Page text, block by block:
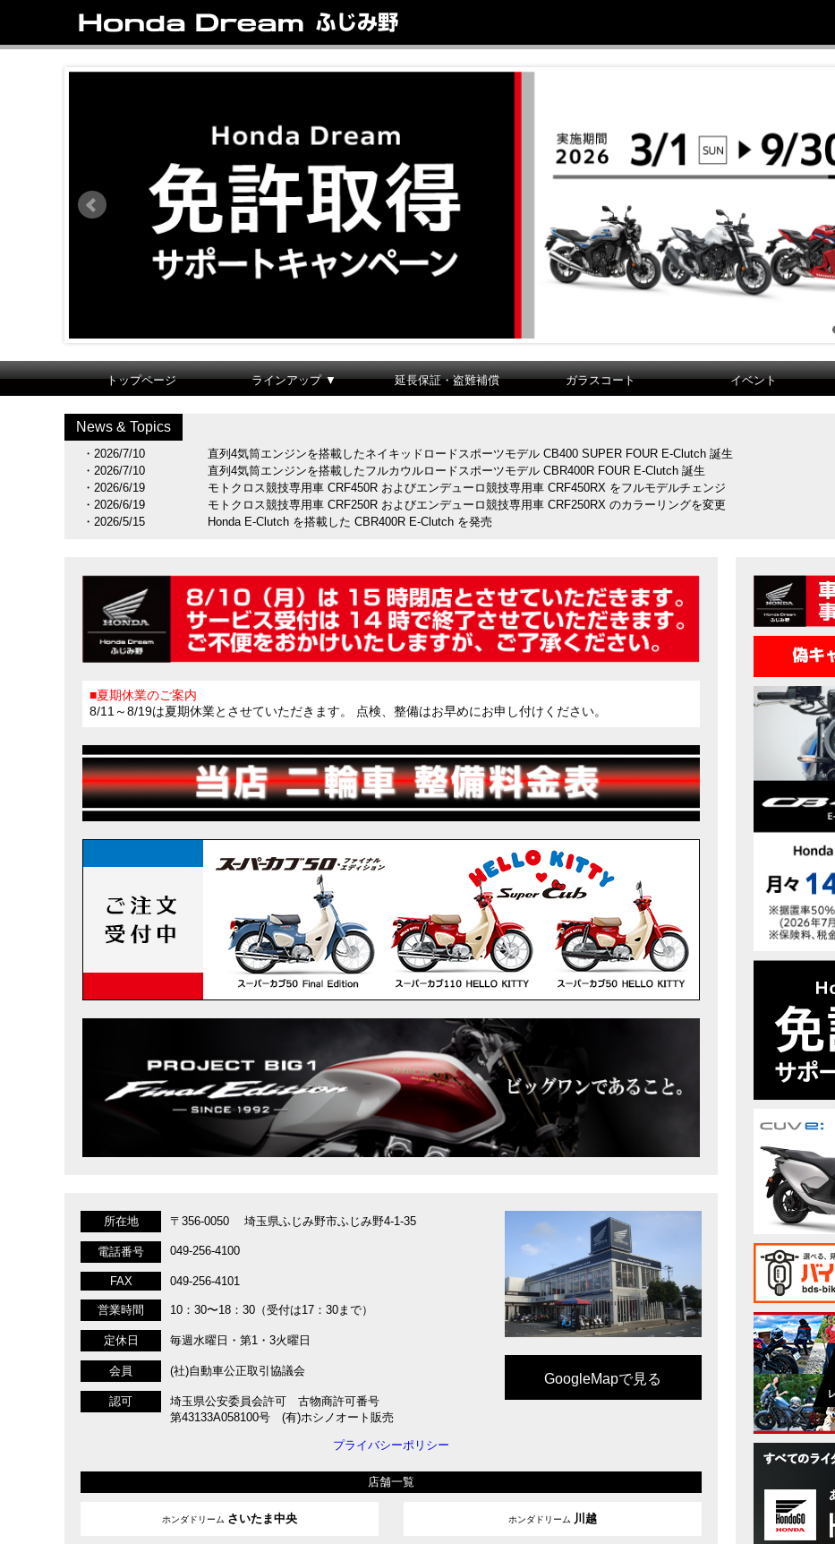
トップページ ラインアップ ▼ 延長保証・盗難補償 ガラスコート イベント
News & Topics
・2026/7/10
直列4気筒エンジンを搭載したネイキッドロードスポーツモデル CB400 SUPER FOUR E-Clutch 誕生
・2026/7/10
直列4気筒エンジンを搭載したフルカウルロードスポーツモデル CBR400R FOUR E-Clutch 誕生
・2026/6/19
モトクロス競技専用車 CRF450R およびエンデューロ競技専用車 CRF450RX をフルモデルチェンジ
・2026/6/19
モトクロス競技専用車 CRF250R およびエンデューロ競技専用車 CRF250RX のカラーリングを変更
・2026/5/15
Honda E-Clutch を搭載した CBR400R E-Clutch を発売
・2026/5/8
原付二種スクーター Dio110・ベーシック のカラーバリエーションを変更
・2026/4/17
アドベンチャースタイルの軽二輪スクーター ADV160 の装備を充実させ、一部外観を変更
・2026/3/6
Honda E-Clutch をスロットルバイワイヤシステムと組み合わせて搭載した CB750 HORNET E-Clutch を発売
・2026/3/6
Honda E-Clutch をスロットルバイワイヤシステムと組み合わせて搭載した XL750 TRANSALP E-Clutch を発売
・2026/2/20
大型プレミアムツアラー Gold Wing Tour のカラーバリエーションを変更
・2026/2/19
原付一種の電動二輪パーソナルコミューター ICON e: 誕生
・2026/1/30
・2026/1/30
原付二種レジャーバイク CT125・ハンターカブ のカラーバリエーションを変更
・2026/1/30
原付二種レジャーバイク モンキー125 のカラーバリエーションを変更
・2026/1/23
大型アドベンチャーモデル CRF1100L Africa Twin Adventure Sports ES Dual Clutch Transmission のカラーリングを変更
■夏期休業のご案内
8/11～8/19は夏期休業とさせていただきます。 点検、整備はお早めにお申し付けください。
GoogleMapで見る
所在地 〒356-0050 埼玉県ふじみ野市ふじみ野4-1-35
電話番号 049-256-4100
FAX 049-256-4101
営業時間 10：30〜18：30（受付は17：30まで）
定休日 毎週水曜日・第1・3火曜日
会員 (社)自動車公正取引協議会
認可
埼玉県公安委員会許可 古物商許可番号
第43133A058100号 (有)ホシノオート販売
プライバシーポリシー
店舗一覧
ホンダドリーム さいたま中央 ホンダドリーム 川越